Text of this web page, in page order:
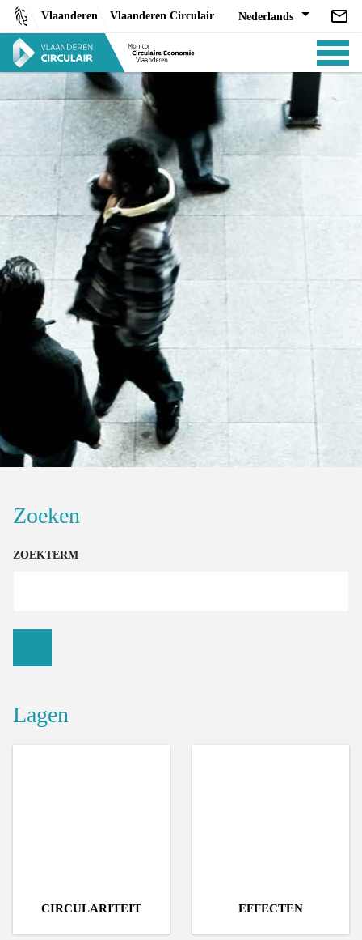
Skip
content
Vlaanderen Vlaanderen Circulair Nederlands
ANALYSES
BELEID
CE-TOOLS
OVER
INDICATOREN
Zoeken
ZOEKTERM
Lagen
CIRCULARITEIT EFFECTEN